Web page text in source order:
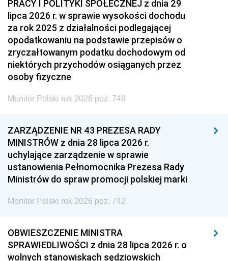
PRACY I POLITYKI SPOŁECZNEJ z dnia 29
lipca 2026 r. w sprawie wysokości dochodu
za rok 2025 z działalności podlegającej
opodatkowaniu na podstawie przepisów o
zryczałtowanym podatku dochodowym od
niektórych przychodów osiąganych przez
osoby fizyczne
Monitor Polski rok 2026 poz. 748
ZARZĄDZENIE NR 43 PREZESA RADY
MINISTRÓW z dnia 28 lipca 2026 r.
uchylające zarządzenie w sprawie
ustanowienia Pełnomocnika Prezesa Rady
Ministrów do spraw promocji polskiej marki
Monitor Polski rok 2026 poz. 742
OBWIESZCZENIE MINISTRA
SPRAWIEDLIWOŚCI z dnia 28 lipca 2026 r. o
wolnych stanowiskach sędziowskich